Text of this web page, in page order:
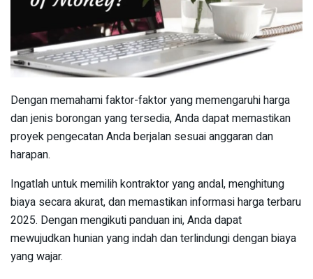
Dengan memahami faktor-faktor yang memengaruhi harga
dan jenis borongan yang tersedia, Anda dapat memastikan
proyek pengecatan Anda berjalan sesuai anggaran dan
harapan.
Ingatlah untuk memilih kontraktor yang andal, menghitung
biaya secara akurat, dan memastikan informasi harga terbaru
2025. Dengan mengikuti panduan ini, Anda dapat
mewujudkan hunian yang indah dan terlindungi dengan biaya
yang wajar.